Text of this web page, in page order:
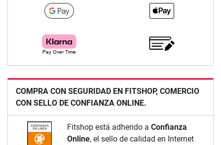
COMPRA CON SEGURIDAD EN FITSHOP, COMERCIO
CON SELLO DE CONFIANZA ONLINE.
Fitshop está adherido a Confianza
Online, el sello de calidad en Internet